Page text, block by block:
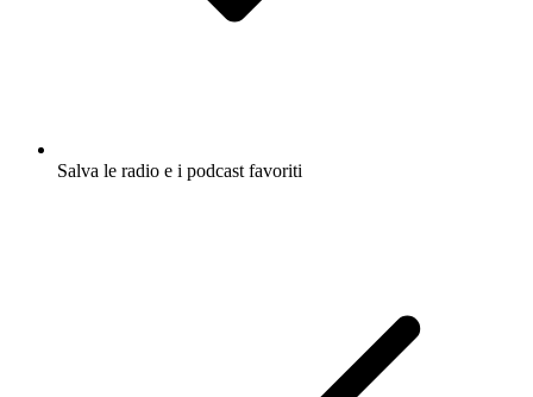
Salva le radio e i podcast favoriti